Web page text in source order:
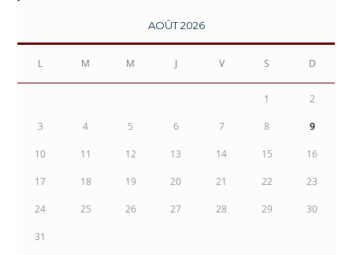
AOÛT 2026
L M M J V S D
1 2
3 4 5 6 7 8 9
10 11 12 13 14 15 16
17 18 19 20 21 22 23
24 25 26 27 28 29 30
31